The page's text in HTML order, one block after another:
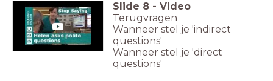
Slide 8 - Video
Terugvragen
Wanneer stel je 'indirect
questions'
Wanneer stel je 'direct
questions'